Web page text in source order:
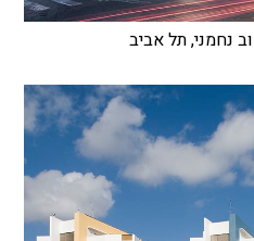
נחמני, תל אביב